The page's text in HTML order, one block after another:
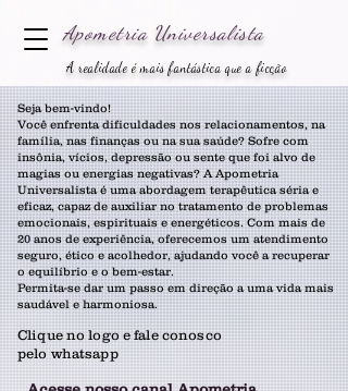
Apometria Universalista
A realidade é mais fantástica que a ficção
Seja bem-vindo!
Você enfrenta dificuldades nos relacionamentos, na
família, nas finanças ou na sua saúde? Sofre com
insônia, vícios, depressão ou sente que foi alvo de
magias ou energias negativas? A Apometria
Universalista é uma abordagem terapêutica séria e
eficaz, capaz de auxiliar no tratamento de problemas
emocionais, espirituais e energéticos. Com mais de
20 anos de experiência, oferecemos um atendimento
seguro, ético e acolhedor, ajudando você a recuperar
o equilíbrio e o bem-estar.
Permita-se dar um passo em direção a uma vida mais
saudável e harmoniosa.
Clique no logo e fale conosco
pelo whatsapp